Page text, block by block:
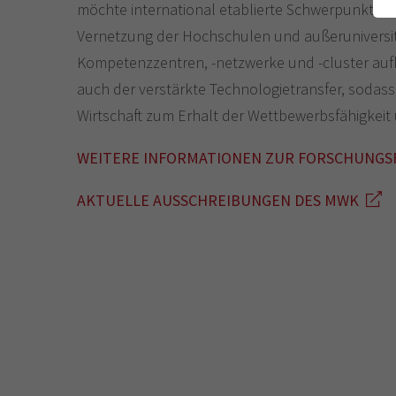
möchte international etablierte Schwerpunkte
Vernetzung der Hochschulen und
Kompetenzzentren, -netzwerke und -cluster
auch der verstärkte Technologietransfer,
Wirtschaft zum Erhalt der
WEITERE INFORMATIONEN ZUR
AKTUELLE AUSSCHREIBUNGEN DES MWK